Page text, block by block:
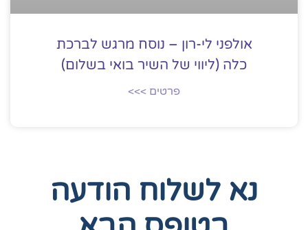
אולפני לי-רון – נוסח מרגש לברכת
כלה (ליווי של השיר בואי בשלום)
פרטים >>>
נא לשלוח הודעה